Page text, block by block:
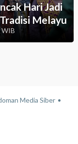
Hari Jadi
Melayu
WIB
Media Siber